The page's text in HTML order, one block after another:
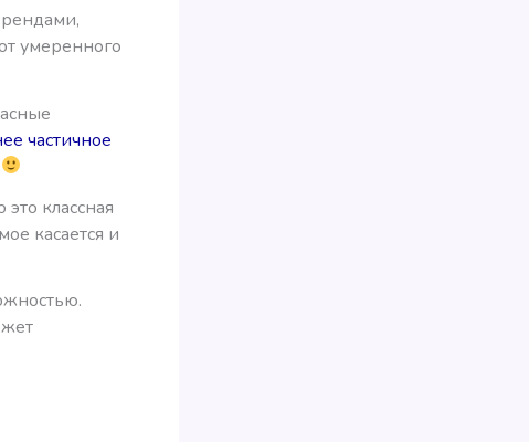
умеренного
частичное
классная
касается и